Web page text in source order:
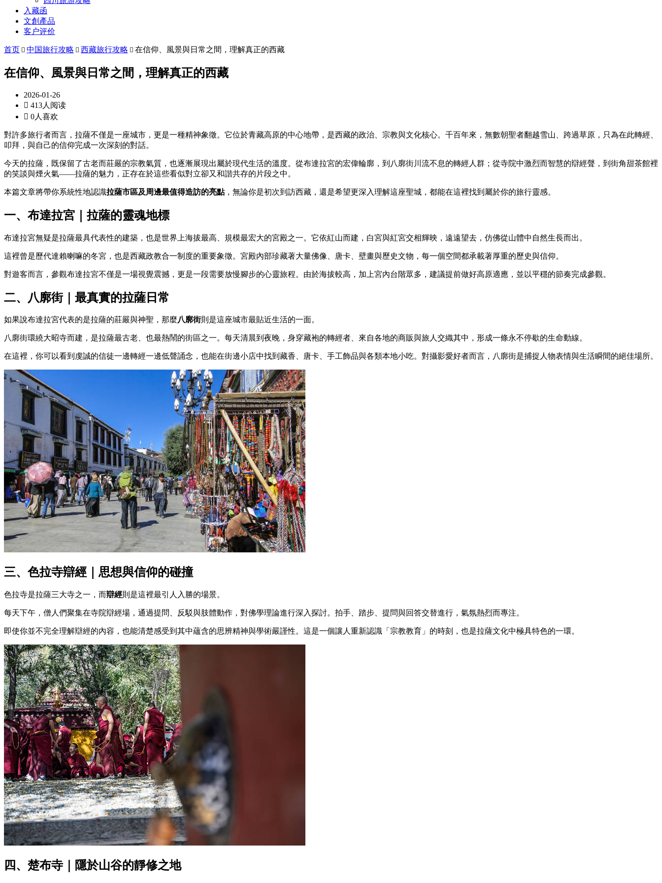
入藏函
文創產品
客户评价
首页  中国旅行攻略  西藏旅行攻略  在信仰、風景與日常之間，理解真正的西藏
在信仰、風景與日常之間，理解真正的西藏
2026-01-26
 413人阅读
 0人喜欢
對許多旅行者而言，拉薩不僅是一座城市，更是一種精神象徵。它位於青藏高原的中心地帶，是西藏的政治、宗教與文化核心。千百年來，無數朝聖者翻越雪山、跨過草原，只為在此轉經、
叩拜，與自己的信仰完成一次深刻的對話。
今天的拉薩，既保留了古老而莊嚴的宗教氣質，也逐漸展現出屬於現代生活的溫度。從布達拉宮的宏偉輪廓，到八廓街川流不息的轉經人群；從寺院中激烈而智慧的辯經聲，到街角甜茶館裡
的笑談與煙火氣——拉薩的魅力，正存在於這些看似對立卻又和諧共存的片段之中。
本篇文章將帶你系統性地認識拉薩市區及周邊最值得造訪的亮點，無論你是初次到訪西藏，還是希望更深入理解這座聖城，都能在這裡找到屬於你的旅行靈感。
一、布達拉宮｜拉薩的靈魂地標
布達拉宮無疑是拉薩最具代表性的建築，也是世界上海拔最高、規模最宏大的宮殿之一。它依紅山而建，白宮與紅宮交相輝映，遠遠望去，仿佛從山體中自然生長而出。
這裡曾是歷代達賴喇嘛的冬宮，也是西藏政教合一制度的重要象徵。宮殿內部珍藏著大量佛像、唐卡、壁畫與歷史文物，每一個空間都承載著厚重的歷史與信仰。
對遊客而言，參觀布達拉宮不僅是一場視覺震撼，更是一段需要放慢腳步的心靈旅程。由於海拔較高，加上宮內台階眾多，建議提前做好高原適應，並以平穩的節奏完成參觀。
二、八廓街｜最真實的拉薩日常
如果說布達拉宮代表的是拉薩的莊嚴與神聖，那麼八廓街則是這座城市最貼近生活的一面。
八廓街環繞大昭寺而建，是拉薩最古老、也最熱鬧的街區之一。每天清晨到夜晚，身穿藏袍的轉經者、來自各地的商販與旅人交織其中，形成一條永不停歇的生命動線。
在這裡，你可以看到虔誠的信徒一邊轉經一邊低聲誦念，也能在街邊小店中找到藏香、唐卡、手工飾品與各類本地小吃。對攝影愛好者而言，八廓街是捕捉人物表情與生活瞬間的絕佳場所。
三、色拉寺辯經｜思想與信仰的碰撞
色拉寺是拉薩三大寺之一，而辯經則是這裡最引人入勝的場景。
每天下午，僧人們聚集在寺院辯經場，通過提問、反駁與肢體動作，對佛學理論進行深入探討。拍手、踏步、提問與回答交替進行，氣氛熱烈而專注。
即使你並不完全理解辯經的內容，也能清楚感受到其中蘊含的思辨精神與學術嚴謹性。這是一個讓人重新認識「宗教教育」的時刻，也是拉薩文化中極具特色的一環。
四、楚布寺｜隱於山谷的靜修之地